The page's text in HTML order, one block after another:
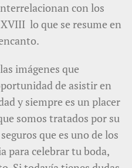
con los
lo que se resume en
imágenes que
de asistir en
y siempre es un placer
somos tratados por su
que es uno de los
para celebrar tu boda,